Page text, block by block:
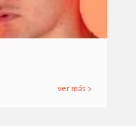
ver más >